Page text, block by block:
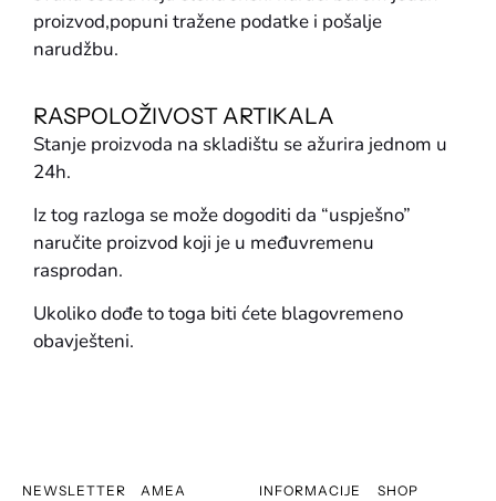
proizvod,popuni tražene podatke i pošalje
narudžbu.
RASPOLOŽIVOST ARTIKALA
Stanje proizvoda na skladištu se ažurira jednom u
24h.
Iz tog razloga se može dogoditi da “uspješno”
naručite proizvod koji je u međuvremenu
rasprodan.
Ukoliko dođe to toga biti ćete blagovremeno
obavješteni.
NEWSLETTER AMEA INFORMACIJE SHOP